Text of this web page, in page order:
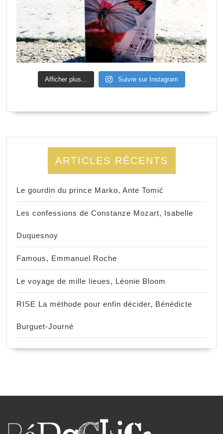
Afficher plus... Suivre sur Instagram
ARTICLES RÉCENTS
Le gourdin du prince Marko, Ante Tomić
Les confessions de Constanze Mozart, Isabelle
Duquesnoy
Famous, Emmanuel Roche
Le voyage de mille lieues, Léonie Bloom
RISE La méthode pour enfin décider, Bénédicte
Burguet-Journé